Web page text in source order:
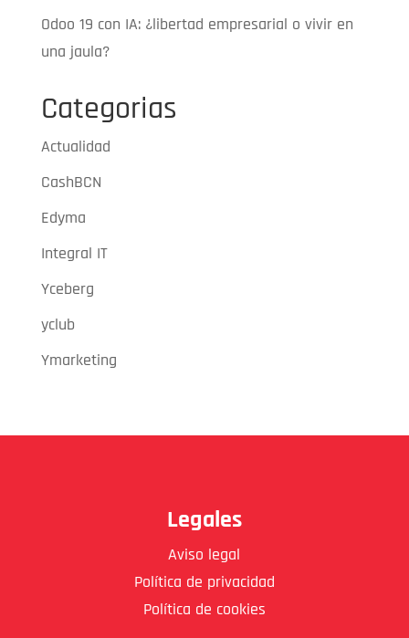
Odoo 19 con IA: ¿libertad empresarial o vivir en
una jaula?
Categorias
Actualidad
CashBCN
Edyma
Integral IT
Yceberg
yclub
Ymarketing
Legales
Aviso legal
Política de privacidad
Política de cookies